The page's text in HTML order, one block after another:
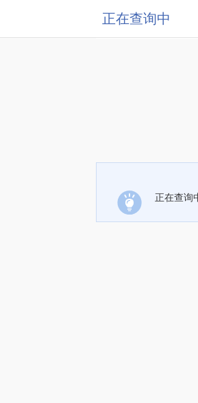
正在查询中
正在查询